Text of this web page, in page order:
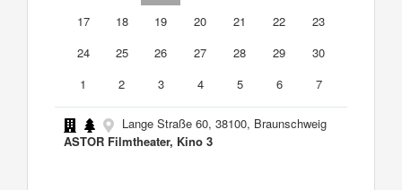
17
18 19 20 21 22
23
24
25 26 27 28 29
30
1
2 3 4 5 6 7
Lange Straße 60, 38100, Braunschweig
ASTOR Filmtheater, Kino 3